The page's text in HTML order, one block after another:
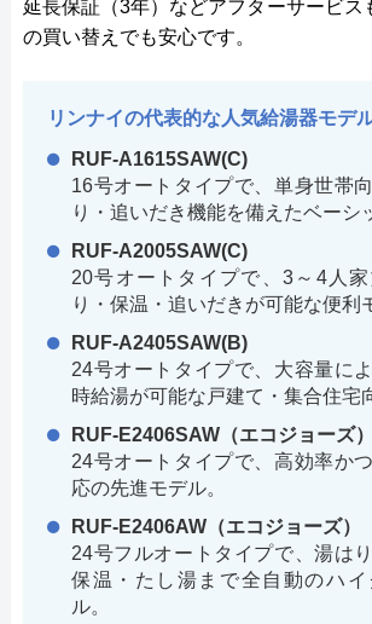
延長保証（3年）などアフターサービス
の買い替えでも安心です。
リンナイの代表的な人気給湯器モデ
RUF-A1615SAW(C)
16号オートタイプで、単身世帯
り・追いだき機能を備えたベーシ
RUF-A2005SAW(C)
20号オートタイプで、3～4人
り・保温・追いだきが可能な便利
RUF-A2405SAW(B)
24号オートタイプで、大容量に
時給湯が可能な戸建て・集合住宅
RUF-E2406SAW（エコジョーズ）
24号オートタイプで、高効率か
応の先進モデル。
RUF-E2406AW（エコジョーズ）
24号フルオートタイプで、湯は
保温・たし湯まで全自動のハ
ル。